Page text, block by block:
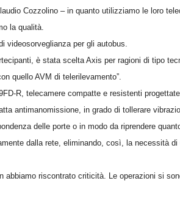
Cozzolino – in quanto utilizziamo le loro
la qualità.
videosorveglianza per gli autobus.
è stata scelta Axis per ragioni di tipo
quello AVM di telerilevamento”.
R, telecamere compatte e resistenti
antimanomissione, in grado di tollerare
delle porte o in modo da riprendere
dalla rete, eliminando, così, la necessità
abbiamo riscontrato criticità. Le operazioni si